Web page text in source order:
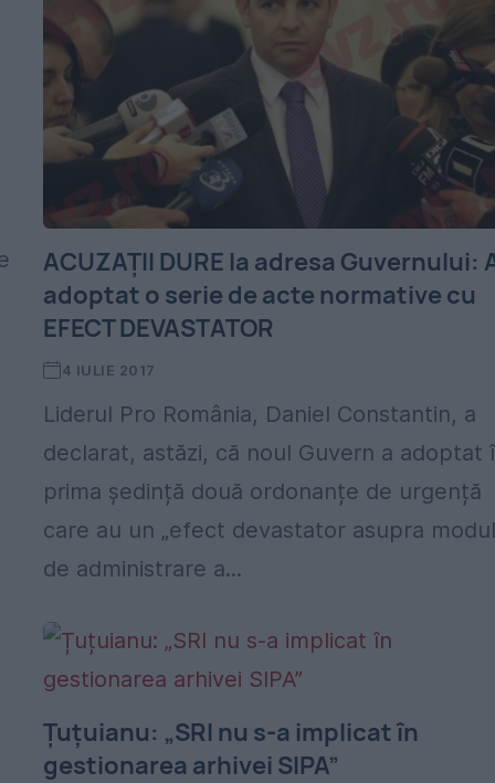
ACUZAȚII DURE la adresa Guvernului:
adoptat o serie de acte normative cu
EFECT DEVASTATOR
4 IULIE 2017
Liderul Pro România, Daniel Constantin, a
declarat, astăzi, că noul Guvern a adoptat
prima ședință două ordonanțe de urgență
care au un „efect devastator asupra
de administrare a...
Țuțuianu: „SRI nu s-a implicat în
gestionarea arhivei SIPA”